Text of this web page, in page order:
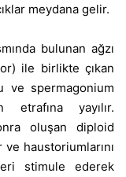
meydana gelir.
bulunan ağzı
ile birlikte çıkan
ve spermagonium
yayılır.
oluşan diploid
haustoriumlarını
stimule ederek